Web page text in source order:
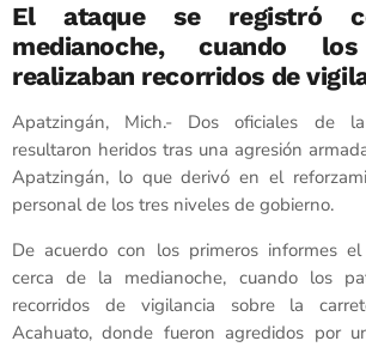
El ataque se registró
medianoche, cuando
realizaban recorridos de
Apatzingán, Mich.- Dos oficiales de
resultaron heridos tras una agresión
Apatzingán, lo que derivó en el
personal de los tres niveles de gobierno.
De acuerdo con los primeros informes
cerca de la medianoche, cuando los
recorridos de vigilancia sobre la
Acahuato, donde fueron agredidos por